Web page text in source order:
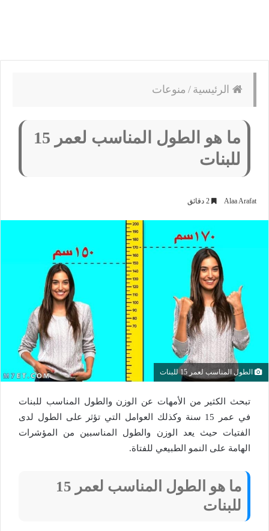
الرئيسية / منوعات
ما هو الطول المناسب لعمر 15
للبنات
Alaa Arafat
الطول المناسب لعمر 15 للبنات
تبحث الكثير من الأمهات عن الوزن والطول المناسب للبنات
في عمر 15 سنة وكذلك العوامل التي تؤثر على الطول لدى
الفتيات حيث يعد الوزن والطول المناسبين من المؤشرات
الهامة على النمو الطبيعي للفتاة.
ما هو الطول المناسب لعمر 15
للبنات